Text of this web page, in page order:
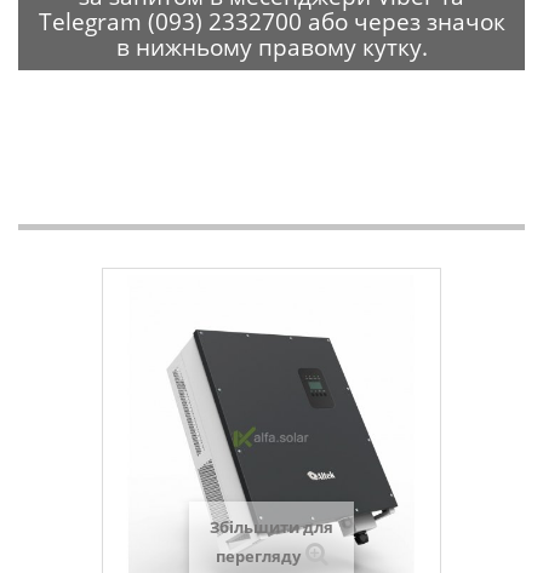
Telegram (093) 2332700 або через значок
в нижньому правому кутку.
Збільшити для
перегляду